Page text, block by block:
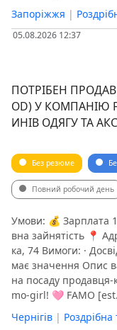
Запоріжжя |
05.08.2026 12:37
ПОТРІБЕН
OD) У КОМПАНІЮ
ИНІВ ОДЯГУ ТА
Без резюме
Повний робочий день
Умови: 💰 Зарплата
вна зайнятість 📍
ка, 74 Вимоги: ·
має значення Опис
на посаду продавця-
mo-girl! 🩷 FAMO [est.
Чернігів | Роздрібна